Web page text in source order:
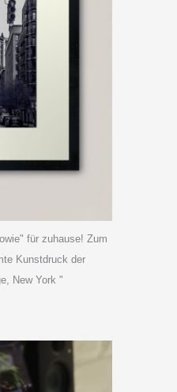
für zuhause! Zum
Kunstdruck der
New York "